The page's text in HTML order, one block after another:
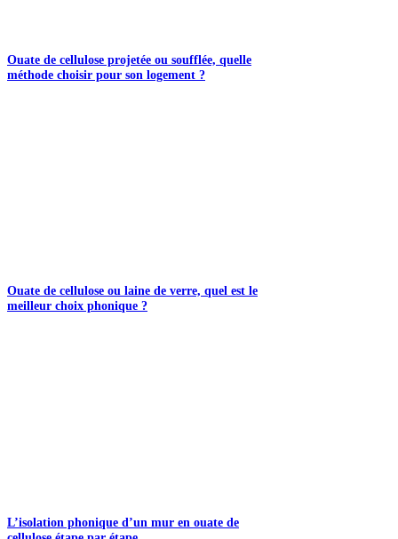
Ouate de cellulose projetée ou soufflée, quelle
méthode choisir pour son logement ?
Ouate de cellulose ou laine de verre, quel est le
meilleur choix phonique ?
L’isolation phonique d’un mur en ouate de